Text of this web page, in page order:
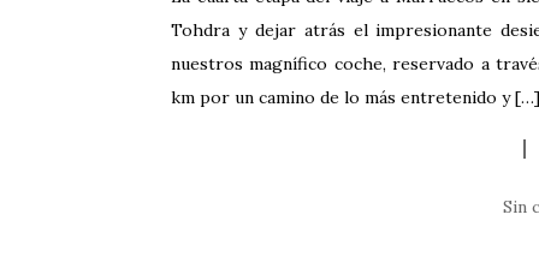
Tohdra y dejar atrás el impresionante
nuestros magnífico coche, reservado a
km por un camino de lo más entretenido y […]
Sin